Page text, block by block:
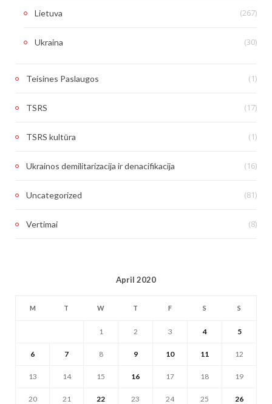
Lietuva (267)
Ukraina (30)
Teisines Paslaugos (1)
TSRS (17)
TSRS kultūra (1)
Ukrainos demilitarizacija ir denacifikacija (16)
Uncategorized (81)
Vertimai (8)
April 2020
M T W T F S S
1 2 3 4 5
6 7 8 9 10 11 12
13 14 15 16 17 18 19
20 21 22 23 24 25 26